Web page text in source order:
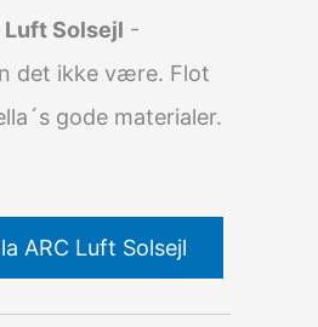
Luft Solsejl -
det ikke være. Flot
gode materialer.
ARC Luft Solsejl